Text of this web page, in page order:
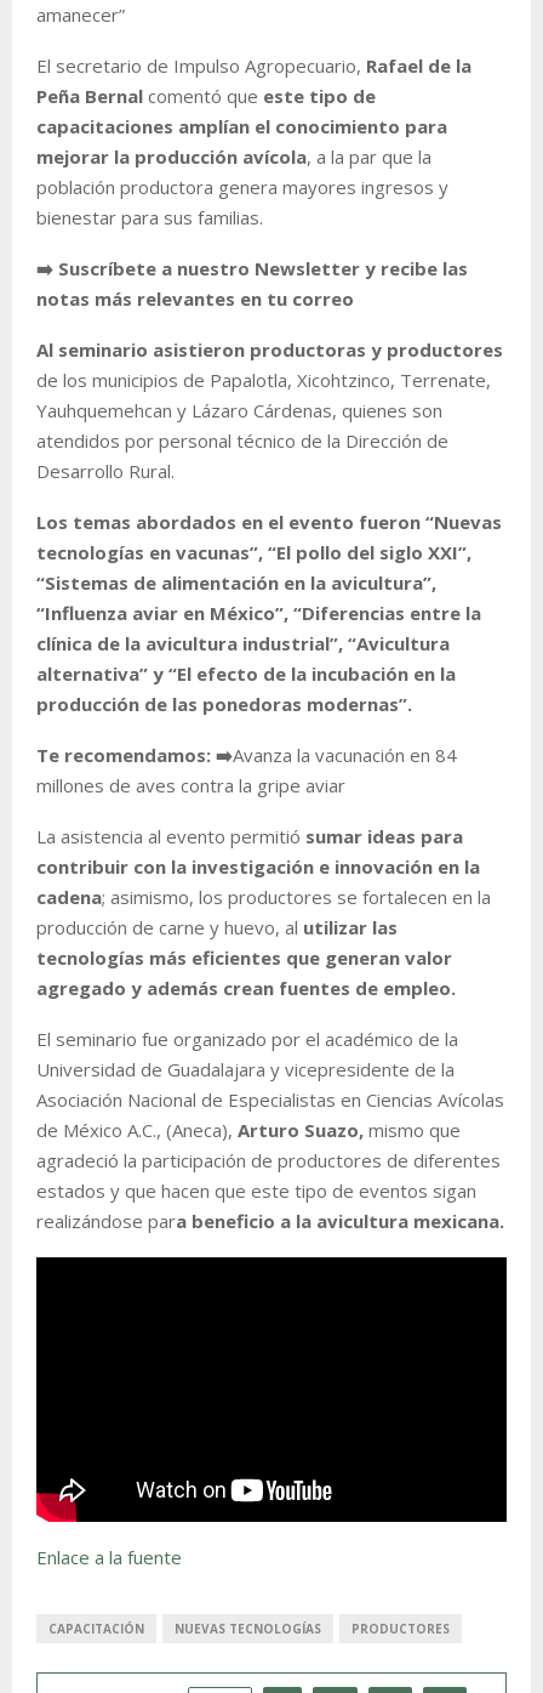
amanecer”
El secretario de Impulso Agropecuario, Rafael de la
Peña Bernal comentó que este tipo de
capacitaciones amplían el conocimiento para
mejorar la producción avícola, a la par que la
población productora genera mayores ingresos y
bienestar para sus familias.
➡️ Suscríbete a nuestro Newsletter y recibe las
notas más relevantes en tu correo
Al seminario asistieron productoras y productores
de los municipios de Papalotla, Xicohtzinco, Terrenate,
Yauhquemehcan y Lázaro Cárdenas, quienes son
atendidos por personal técnico de la Dirección de
Desarrollo Rural.
Los temas abordados en el evento fueron “Nuevas
tecnologías en vacunas”, “El pollo del siglo XXI”,
“Sistemas de alimentación en la avicultura”,
“Influenza aviar en México”, “Diferencias entre la
clínica de la avicultura industrial”, “Avicultura
alternativa” y “El efecto de la incubación en la
producción de las ponedoras modernas”.
Te recomendamos: ➡️Avanza la vacunación en 84
millones de aves contra la gripe aviar
La asistencia al evento permitió sumar ideas para
contribuir con la investigación e innovación en la
cadena; asimismo, los productores se fortalecen en la
producción de carne y huevo, al utilizar las
tecnologías más eficientes que generan valor
agregado y además crean fuentes de empleo.
El seminario fue organizado por el académico de la
Universidad de Guadalajara y vicepresidente de la
Asociación Nacional de Especialistas en Ciencias Avícolas
de México A.C., (Aneca), Arturo Suazo, mismo que
agradeció la participación de productores de diferentes
estados y que hacen que este tipo de eventos sigan
realizándose para beneficio a la avicultura mexicana.
Enlace a la fuente
CAPACITACIÓN NUEVAS TECNOLOGÍAS PRODUCTORES